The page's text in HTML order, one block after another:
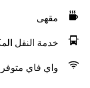
مقهى
خدمة النقل
واي فاي